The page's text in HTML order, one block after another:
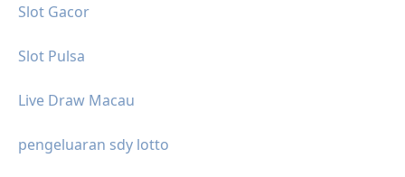
Slot Gacor
Slot Pulsa
Live Draw Macau
pengeluaran sdy lotto